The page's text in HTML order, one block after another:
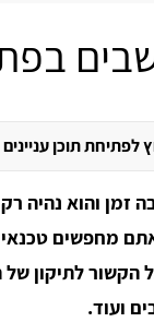
תוכן עניינים
והוא נהיה רק
מחפשים
הקשור לתיקון
ועוד.